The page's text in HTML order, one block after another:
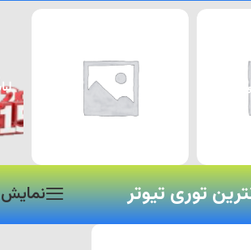
لوازم جانبی پژو ۲۰۷
توری تیوتر نمایش